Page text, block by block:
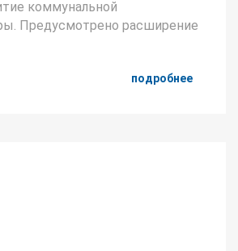
коммунальной
Предусмотрено расширение
подробнее